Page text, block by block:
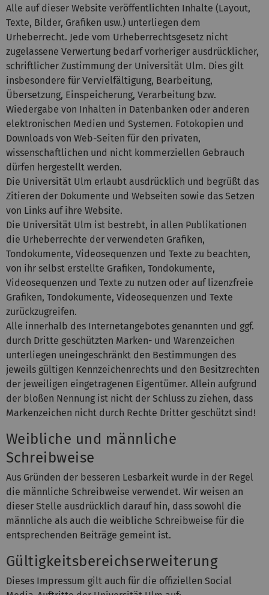
Alle auf dieser Website veröffentlichten Inhalte (Layout,
Texte, Bilder, Grafiken usw.) unterliegen dem
Urheberrecht. Jede vom Urheberrechtsgesetz nicht
zugelassene Verwertung bedarf vorheriger ausdrücklicher,
schriftlicher Zustimmung der Universität Ulm. Dies gilt
insbesondere für Vervielfältigung, Bearbeitung,
Übersetzung, Einspeicherung, Verarbeitung bzw.
Wiedergabe von Inhalten in Datenbanken oder anderen
elektronischen Medien und Systemen. Fotokopien und
Downloads von Web-Seiten für den privaten,
wissenschaftlichen und nicht kommerziellen Gebrauch
dürfen hergestellt werden.
Die Universität Ulm erlaubt ausdrücklich und begrüßt das
Zitieren der Dokumente und Webseiten sowie das Setzen
von Links auf ihre Website.
Die Universität Ulm ist bestrebt, in allen Publikationen
die Urheberrechte der verwendeten Grafiken,
Tondokumente, Videosequenzen und Texte zu beachten,
von ihr selbst erstellte Grafiken, Tondokumente,
Videosequenzen und Texte zu nutzen oder auf lizenzfreie
Grafiken, Tondokumente, Videosequenzen und Texte
zurückzugreifen.
Alle innerhalb des Internetangebotes genannten und ggf.
durch Dritte geschützten Marken- und Warenzeichen
unterliegen uneingeschränkt den Bestimmungen des
jeweils gültigen Kennzeichenrechts und den Besitzrechten
der jeweiligen eingetragenen Eigentümer. Allein aufgrund
der bloßen Nennung ist nicht der Schluss zu ziehen, dass
Markenzeichen nicht durch Rechte Dritter geschützt sind!
Weibliche und männliche
Schreibweise
Aus Gründen der besseren Lesbarkeit wurde in der Regel
die männliche Schreibweise verwendet. Wir weisen an
dieser Stelle ausdrücklich darauf hin, dass sowohl die
männliche als auch die weibliche Schreibweise für die
entsprechenden Beiträge gemeint ist.
Gültigkeitsbereichserweiterung
Dieses Impressum gilt auch für die offiziellen Social